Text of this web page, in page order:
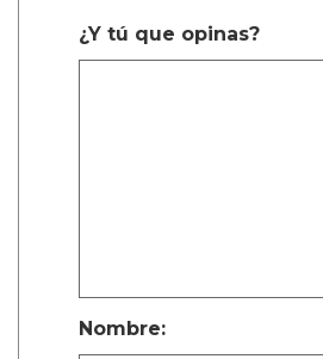
¿Y tú que opinas?
Nombre: